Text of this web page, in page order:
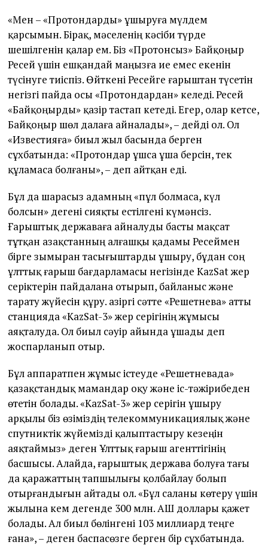
«Мен – «Протондарды» ұшыруға мүлдем
қарсымын. Бірақ, мәселенің кәсіби түрде
шешілгенін қалар ем. Біз «Протонсыз» Байқоңыр
Ресей үшін ешқандай маңызға ие емес екенін
түсінуге тиіспіз. Өйткені Ресейге ғарыштан түсетін
негізгі пайда осы «Протондардан» келеді. Ресей
«Байқоңырды» қазір тастап кетеді. Егер, олар кетсе,
Байқоңыр шөл далаға айналады», – дейді ол. Ол
«Известияға» биыл жыл басында берген
сұхбатында: «Протондар ұшса ұша берсін, тек
құламаса болғаны», – деп айтқан еді.
Бұл да шарасыз адамның «пұл болмаса, күл
болсын» дегені сияқты естілгені күмәнсіз.
Ғарыштық державаға айналуды басты мақсат
тұтқан Қазақстанның алғашқы қадамы Ресеймен
бірге зымыран тасығыштарды ұшыру, бұдан соң
ұлттық ғарыш бағдарламасы негізінде KazSat жер
серіктерін пайдалана отырып, байланыс және
тарату жүйесін құру. Қазіргі сәтте «Решетнева» атты
станцияда «KazSat-3» жер серігінің жұмысы
аяқталуда. Ол биыл сәуір айын­да ұшады деп
жоспарланып отыр.
Бұл аппаратпен жұмыс істеуде «Решетневада»
қазақстандық мамандар оқу және іс-тәжірибеден
өтетін болады. «KazSat-3» жер серігін ұшыру
арқылы біз өзіміздің телекоммуникациялық және
спутниктік жүйемізді қалыптастыру кезеңін
аяқтаймыз» деген Ұлттық ғарыш агенттігінің
басшысы. Алайда, ғарыштық держава болуға тағы
да қаражаттың тапшылығы қолбайлау болып
отырғандығын айтады ол. «Бұл саланы көтеру үшін
жылына кем дегенде 300 млн. АҚШ доллары қажет
болады. Ал биыл бөлінгені 103 миллиард теңге
ғана», – деген баспасөзге берген бір сұхбатында.